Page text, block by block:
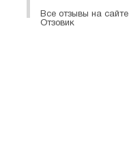
Все отзывы на сайте
Отзовик